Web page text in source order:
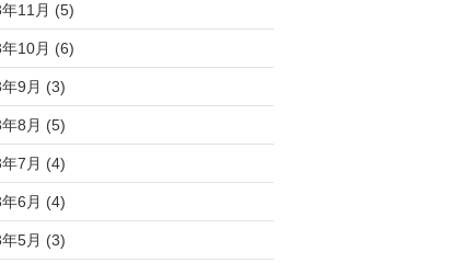
11月 (5)
10月 (6)
9月 (3)
8月 (5)
7月 (4)
6月 (4)
5月 (3)